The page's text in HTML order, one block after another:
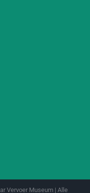
Vervoer Museum | Alle